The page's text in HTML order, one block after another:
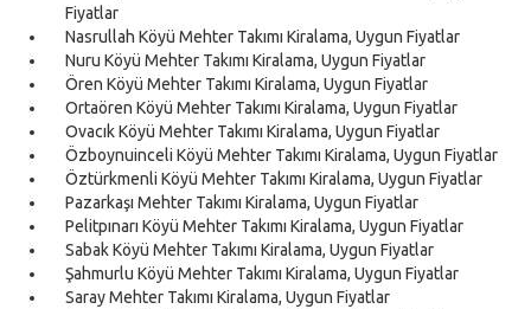
Fiyatlar
Nasrullah Köyü Mehter Takımı Kiralama, Uygun Fiyatlar
Nuru Köyü Mehter Takımı Kiralama, Uygun Fiyatlar
Ören Köyü Mehter Takımı Kiralama, Uygun Fiyatlar
Ortaören Köyü Mehter Takımı Kiralama, Uygun Fiyatlar
Ovacık Köyü Mehter Takımı Kiralama, Uygun Fiyatlar
Özboynuinceli Köyü Mehter Takımı Kiralama, Uygun Fiyatlar
Öztürkmenli Köyü Mehter Takımı Kiralama, Uygun Fiyatlar
Pazarkaşı Mehter Takımı Kiralama, Uygun Fiyatlar
Pelitpınarı Köyü Mehter Takımı Kiralama, Uygun Fiyatlar
Sabak Köyü Mehter Takımı Kiralama, Uygun Fiyatlar
Şahmurlu Köyü Mehter Takımı Kiralama, Uygun Fiyatlar
Saray Mehter Takımı Kiralama, Uygun Fiyatlar